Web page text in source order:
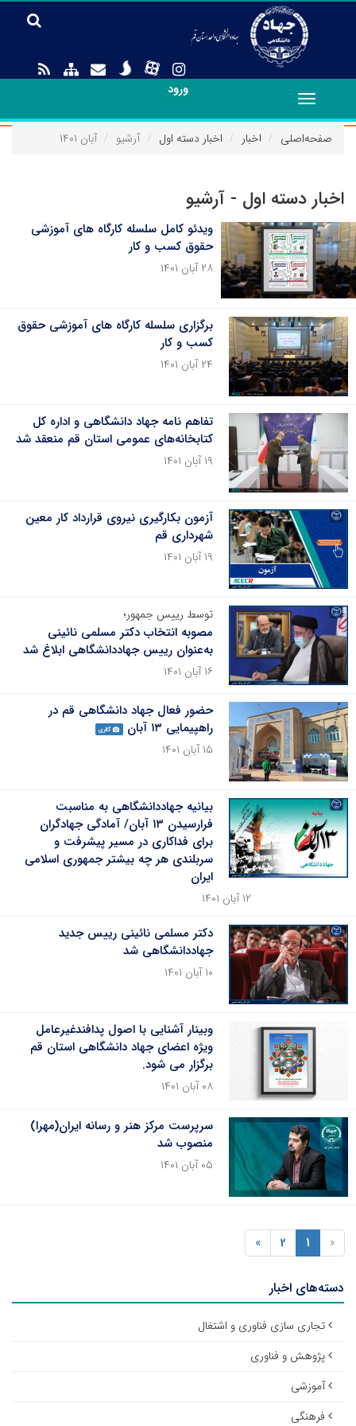
ورود
Toggle
navigation
صفحه‌اصلی
اخبار اخبار دسته اول آرشیو آبان ۱۴۰۱
اخبار دسته اول - آرشیو
ویدئو کامل سلسله کارگاه های آموزشی
حقوق کسب و کار
۲۸ آبان ۱۴۰۱
برگزاری سلسله کارگاه های آموزشی حقوق
کسب و کار
۲۴ آبان ۱۴۰۱
تفاهم نامه جهاد دانشگاهی و اداره کل
کتابخانه‌های عمومی استان قم منعقد شد
۱۹ آبان ۱۴۰۱
آزمون بکارگیری نیروی قرارداد کار معین
شهرداری قم
۱۹ آبان ۱۴۰۱
توسط رییس جمهور؛
مصوبه انتخاب دکتر مسلمی نائینی
به‌عنوان رییس جهاددانشگاهی ابلاغ شد
۱۶ آبان ۱۴۰۱
حضور فعال جهاد دانشگاهی قم در
راهپیمایی ۱۳ آبان
گالری
۱۵ آبان ۱۴۰۱
بیانیه جهاددانشگاهی به مناسبت
فرارسیدن ۱۳ آبان/ آمادگی جهادگران
برای فداکاری در مسیر پیشرفت و
سربلندی هر چه بیشتر جمهوری اسلامی
ایران
۱۲ آبان ۱۴۰۱
دکتر مسلمی نائینی رییس جدید
جهاددانشگاهی شد
۱۰ آبان ۱۴۰۱
وبینار آشنایی با اصول پدافندغیرعامل
ویژه اعضای جهاد دانشگاهی استان قم
برگزار می شود.
۰۸ آبان ۱۴۰۱
سرپرست مرکز هنر و رسانه ایران(مهرا)
منصوب شد
۰۵ آبان ۱۴۰۱
«
1
2
»
دسته‌های اخبار
تجاری سازی فناوری و اشتغال
پژوهش و فناوری
آموزشی
فرهنگی